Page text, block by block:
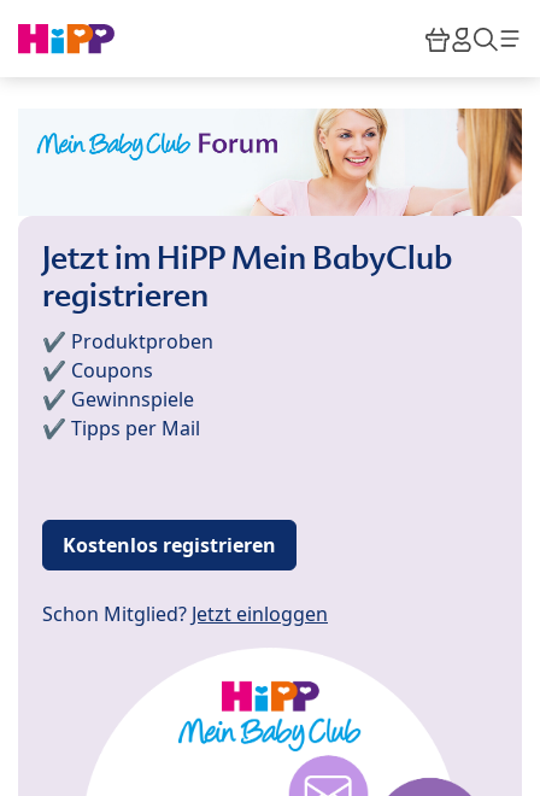
HiPP
Jetzt im HiPP Mein BabyClub
registrieren
✔️ Produktproben
✔️ Coupons
✔️ Gewinnspiele
✔️ Tipps per Mail
Kostenlos registrieren
Schon Mitglied? Jetzt einloggen